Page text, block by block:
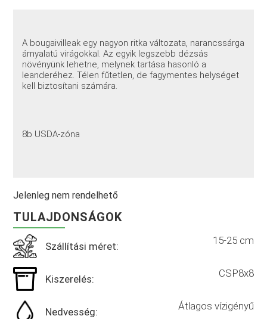
A bougaivilleak egy nagyon ritka változata, narancssárga
árnyalatú virágokkal. Az egyik legszebb dézsás
növényünk lehetne, melynek tartása hasonló a
leanderéhez. Télen fűtetlen, de fagymentes helységet
kell biztosítani számára.
8b USDA-zóna
Jelenleg nem rendelhető
TULAJDONSÁGOK
Szállítási méret: 15-25 cm
Kiszerelés: CSP8x8
Nedvesség: Átlagos vízigényű